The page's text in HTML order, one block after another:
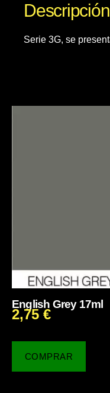
English Grey 17ml
2,75 €
COMPRAR
Descripción
Serie 3G, se